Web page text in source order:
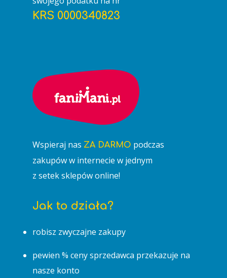
KRS 0000340823
Wspieraj nas ZA DARMO podczas
zakupów w internecie w jednym
z setek sklepów online!
Jak to działa?
robisz zwyczajne zakupy
pewien % ceny sprzedawca przekazuje na
nasze konto